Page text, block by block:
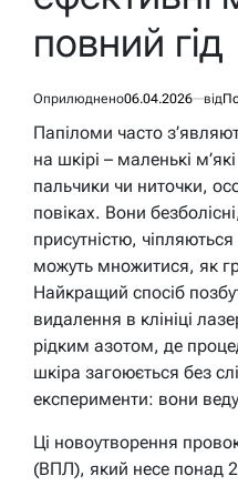
повний гід
Оприлюднено06.04.2026 від
Папіломи часто
на шкірі – маленькі
пальчики чи ниточки,
повіках. Вони
присутністю,
можуть множитися, як
Найкращий спосіб
видалення в клініці
рідким азотом, де
шкіра загоюється без
експерименти: вони
Ці новоутворення
(ВПЛ), який несе понад